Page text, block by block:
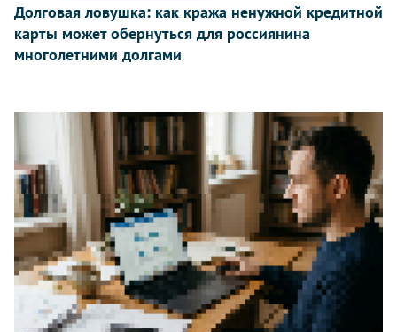
Долговая ловушка: как кража ненужной кредитной
карты может обернуться для россиянина
многолетними долгами